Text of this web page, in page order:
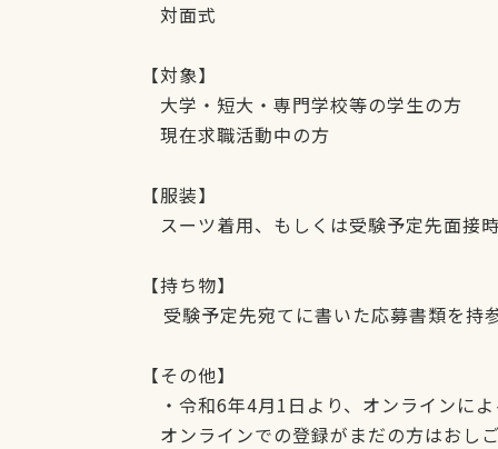
対面式
【対象】
大学・短大・専門学校等の学生の方
現在求職活動中の方
【服装】
スーツ着用、もしくは受験予定先面接
【持ち物】
受験予定先宛てに書いた応募書類を持
【その他】
・令和6年4月1日より、オンラインに
オンラインでの登録がまだの方はおし